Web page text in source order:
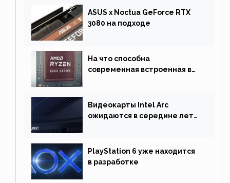
ASUS x Noctua GeForce RTX
3080 на подходе
На что способна
современная встроенная в
Видеокарты Intel Arc
ожидаются в середине лета.
PlayStation 6 уже находится
в разработке